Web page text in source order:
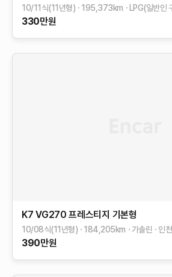
10/11식(11년형) 195,373km LPG(일반인
330만원
K7 VG270 프레스티지 기본형
10/08식(11년형) 184,205km 가솔린 인천
390만원